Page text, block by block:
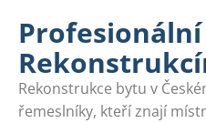
Rekonstrukce bytu v
řemeslníky, kteří znají